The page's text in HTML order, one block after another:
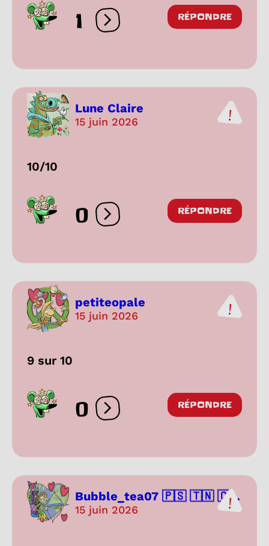
1 Ouvrir les réactions
RÉPONDRE
Lune Claire
15 juin 2026
10/10
0 Ouvrir les réactions
RÉPONDRE
petiteopale
15 juin 2026
9 sur 10
0 Ouvrir les réactions
RÉPONDRE
Bubble_tea07 🇵🇸 🇹🇳 🇨...
15 juin 2026